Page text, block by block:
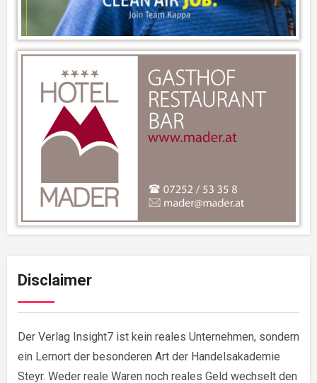
Disclaimer
Der Verlag Insight7 ist kein reales Unternehmen, sondern
ein Lernort der besonderen Art der Handelsakademie
Steyr. Weder reale Waren noch reales Geld wechselt den